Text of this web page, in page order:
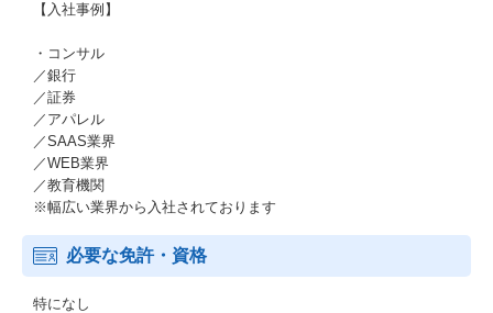
【入社事例】
・コンサル
／銀行
／証券
／アパレル
／SAAS業界
／WEB業界
／教育機関
※幅広い業界から入社されております
必要な免許・資格
特になし